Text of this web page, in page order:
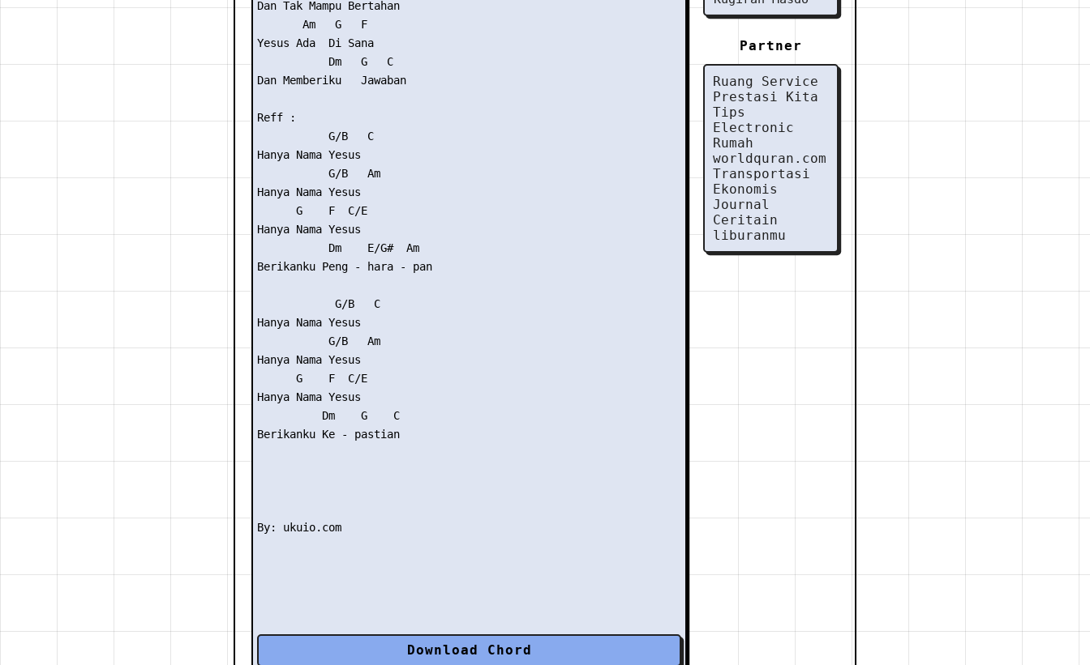
Dan Tak Mampu Bertahan
       Am   G   F
Yesus Ada  Di Sana
           Dm   G   C
Dan Memberiku   Jawaban
Reff :
           G/B   C
Hanya Nama Yesus
           G/B   Am
Hanya Nama Yesus
      G    F  C/E
Hanya Nama Yesus
           Dm    E/G#  Am
Berikanku Peng - hara - pan
            G/B   C
Hanya Nama Yesus
           G/B   Am
Hanya Nama Yesus
      G    F  C/E
Hanya Nama Yesus
          Dm    G    C
Berikanku Ke - pastian
Download Chord
Partner
Ruang Service
Prestasi Kita
Tips
Electronic
Rumah
worldquran.com
Transportasi
Ekonomis
Journal
Ceritain
liburanmu